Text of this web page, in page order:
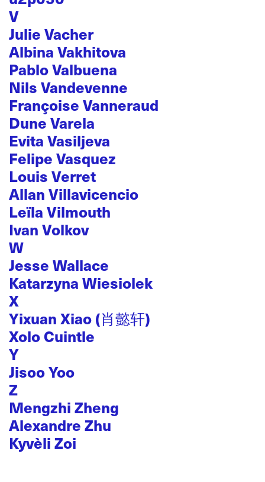
V
Julie Vacher
Albina Vakhitova
Pablo Valbuena
Nils Vandevenne
Françoise Vanneraud
Dune Varela
Evita Vasiljeva
Felipe Vasquez
Louis Verret
Allan Villavicencio
Leïla Vilmouth
Ivan Volkov
W
Jesse Wallace
Katarzyna Wiesiolek
X
Yixuan Xiao (肖懿轩)
Xolo Cuintle
Y
Jisoo Yoo
Z
Mengzhi Zheng
Alexandre Zhu
Kyvèli Zoi